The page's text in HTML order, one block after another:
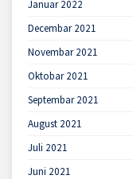
Januar 2022
Decembar 2021
Novembar 2021
Oktobar 2021
Septembar 2021
August 2021
Juli 2021
Juni 2021